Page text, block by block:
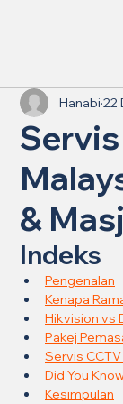
&
Hanabi 22
Indeks
Pengenalan
Kenapa
Hikvision vs
Pakej
Servis
Did You
Kesimpulan